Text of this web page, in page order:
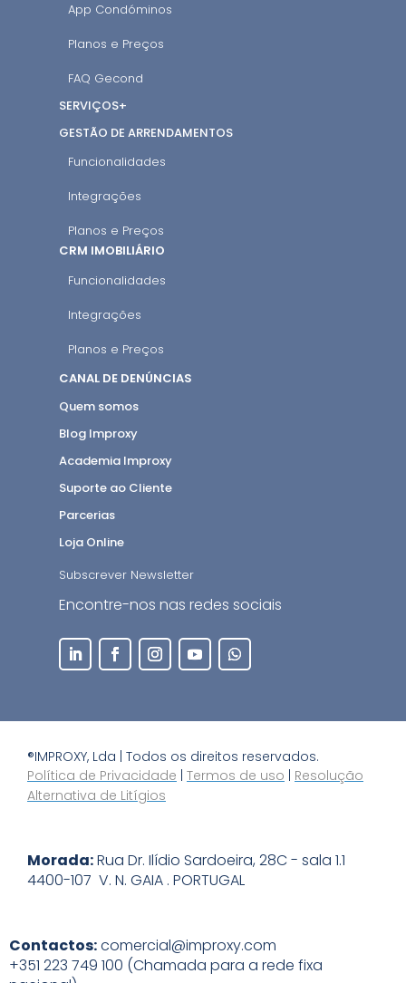
App Condóminos
Planos e Preços
FAQ Gecond
SERVIÇOS+
GESTÃO DE ARRENDAMENTOS
Funcionalidades
Integrações
Planos e Preços
CRM IMOBILIÁRIO
Funcionalidades
Integrações
Planos e Preços
CANAL DE DENÚNCIAS
Quem somos
Blog Improxy
Academia Improxy
Suporte ao Cliente
Parcerias
Loja Online
Subscrever Newsletter
Encontre-nos nas redes sociais
®IMPROXY, Lda | Todos os direitos reservados.
Política de Privacidade Termos de uso
Resolução
Alternativa de Litígios
Morada:Rua Dr. Ilídio Sardoeira, 28C - sala 1.1
4400-107 V. N. GAIA . PORTUGAL
Contactos:comercial@improxy.com
+351 223 749 100 (Chamada para a rede fixa